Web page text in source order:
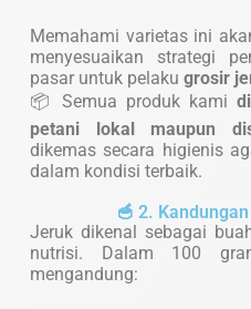
Memahami varietas ini
menyesuaikan strategi
pasar untuk pelaku grosir
📦 Semua produk kami
petani lokal maupun
dikemas secara higienis
dalam kondisi terbaik.
🥣 2.
Jeruk dikenal sebagai
nutrisi. Dalam 100
mengandung: